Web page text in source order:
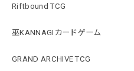
Riftbound TCG
巫KANNAGIカードゲーム
GRAND ARCHIVE TCG